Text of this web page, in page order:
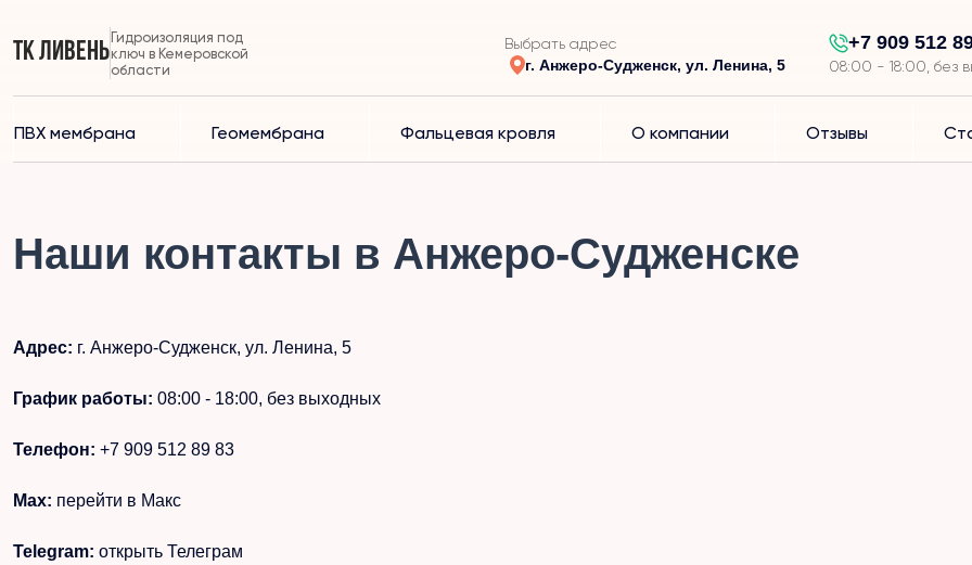
ТК Ливень
Гидроизоляция под
ключ в Кемеровской
области
Выбрать адрес
г. Анжеро-Судженск, ул. Ленина, 5
+7 909 512
08:00 - 18:00, без
ПВХ мембрана Геомембрана Фальцевая кровля О компании Отзывы
Наши контакты в Анжеро-Судженске
Адрес: г. Анжеро-Судженск, ул. Ленина, 5
График работы: 08:00 - 18:00, без выходных
Телефон: +7 909 512 89 83
Max: перейти в Макс
Telegram: открыть Телеграм